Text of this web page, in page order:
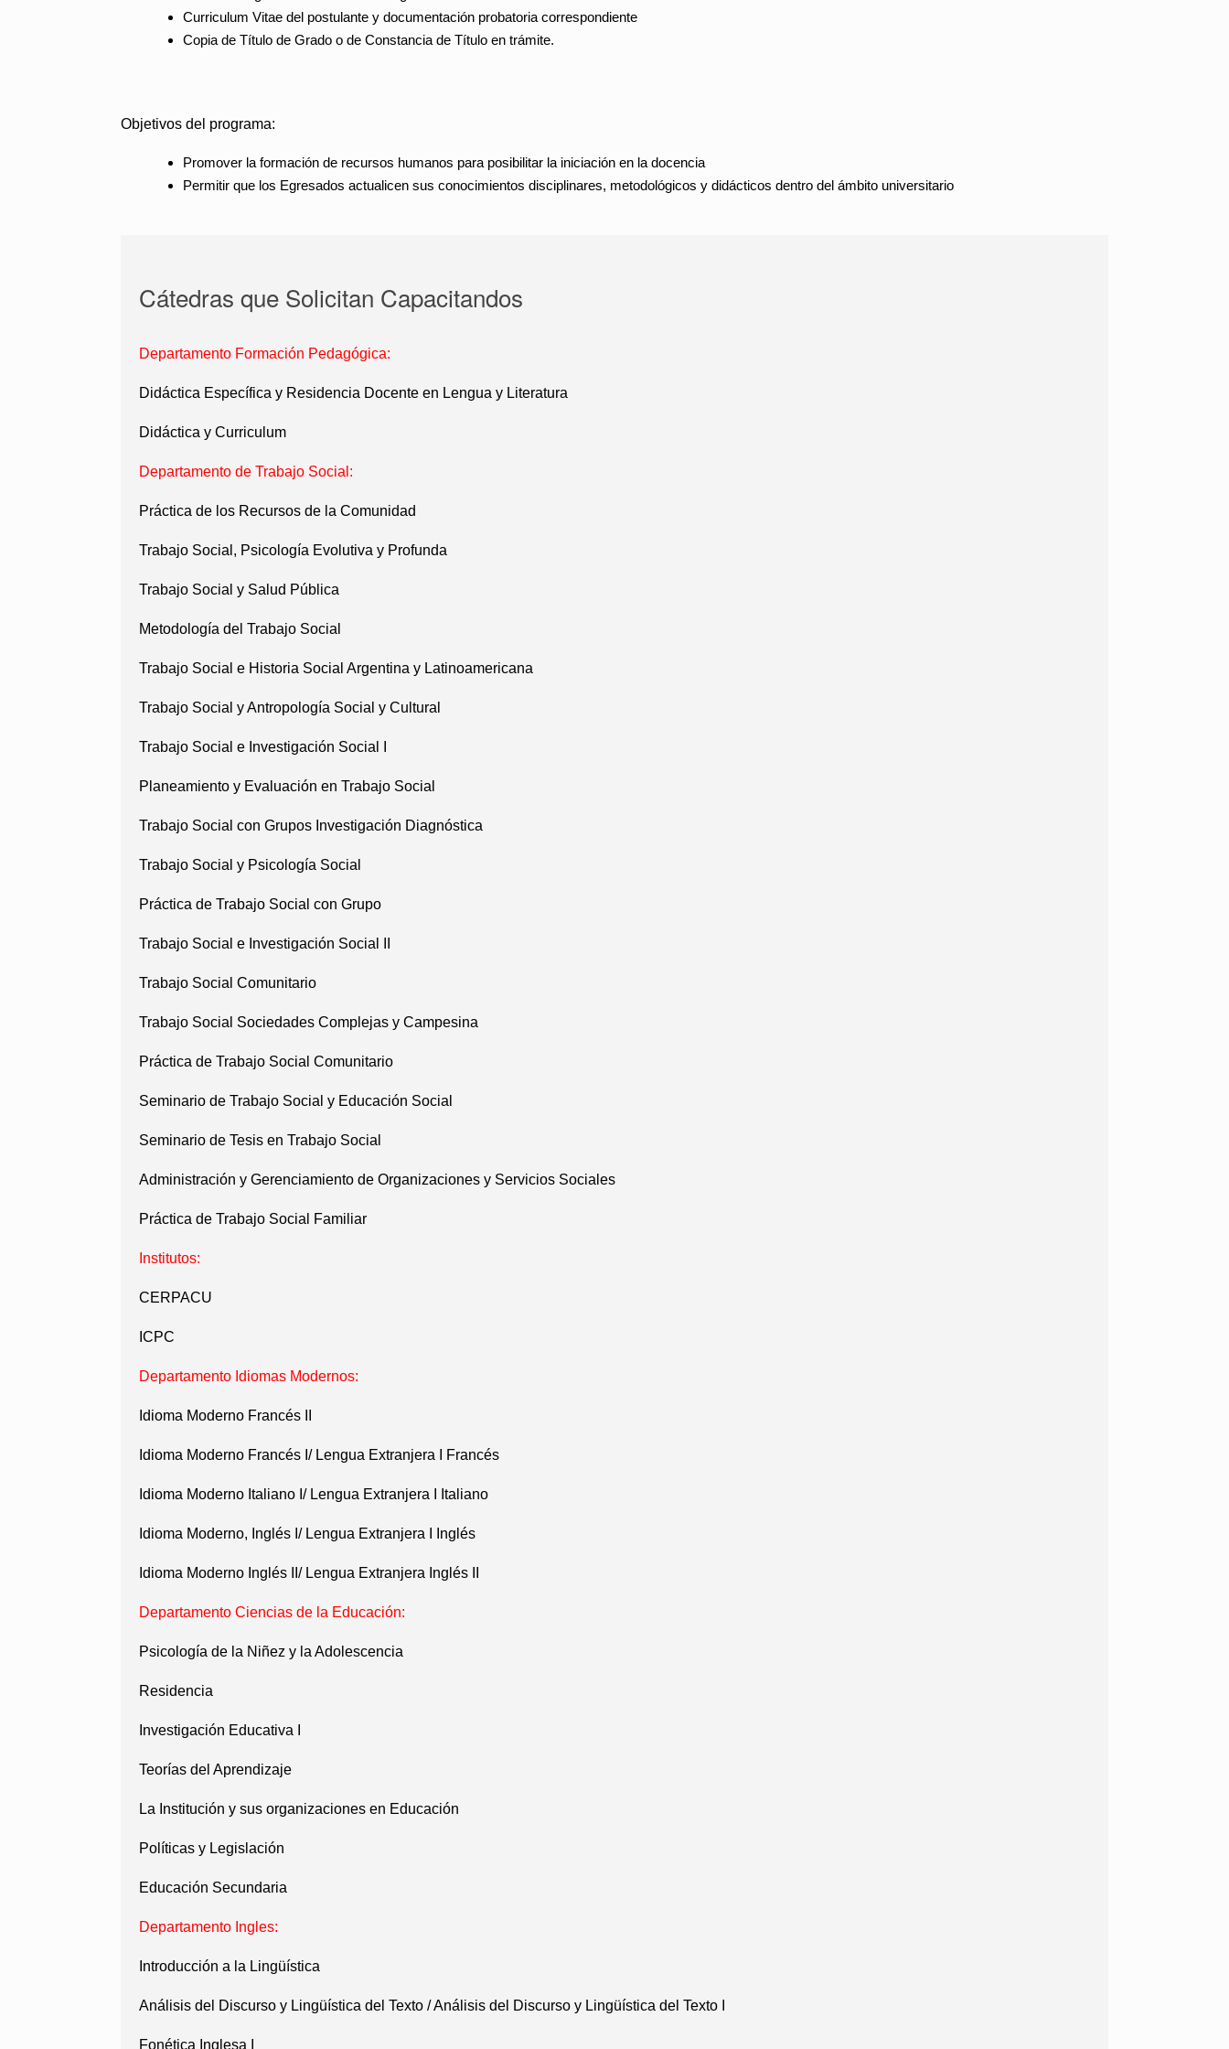
Curriculum Vitae del postulante y documentación probatoria correspondiente
Copia de Título de Grado o de Constancia de Título en trámite.
Objetivos del programa:
Promover la formación de recursos humanos para posibilitar la iniciación en la docencia
Permitir que los Egresados actualicen sus conocimientos disciplinares, metodológicos y didácticos dentro del ámbito universitario
Cátedras que Solicitan Capacitandos
Departamento Formación Pedagógica:
Didáctica Específica y Residencia Docente en Lengua y Literatura
Didáctica y Curriculum
Departamento de Trabajo Social:
Práctica de los Recursos de la Comunidad
Trabajo Social, Psicología Evolutiva y Profunda
Trabajo Social y Salud Pública
Metodología del Trabajo Social
Trabajo Social e Historia Social Argentina y Latinoamericana
Trabajo Social y Antropología Social y Cultural
Trabajo Social e Investigación Social I
Planeamiento y Evaluación en Trabajo Social
Trabajo Social con Grupos Investigación Diagnóstica
Trabajo Social y Psicología Social
Práctica de Trabajo Social con Grupo
Trabajo Social e Investigación Social II
Trabajo Social Comunitario
Trabajo Social Sociedades Complejas y Campesina
Práctica de Trabajo Social Comunitario
Seminario de Trabajo Social y Educación Social
Seminario de Tesis en Trabajo Social
Administración y Gerenciamiento de Organizaciones y Servicios Sociales
Práctica de Trabajo Social Familiar
Institutos:
CERPACU
ICPC
Departamento Idiomas Modernos:
Idioma Moderno Francés II
Idioma Moderno Francés I/ Lengua Extranjera I Francés
Idioma Moderno Italiano I/ Lengua Extranjera I Italiano
Idioma Moderno, Inglés I/ Lengua Extranjera I Inglés
Idioma Moderno Inglés II/ Lengua Extranjera Inglés II
Departamento Ciencias de la Educación:
Psicología de la Niñez y la Adolescencia
Residencia
Investigación Educativa I
Teorías del Aprendizaje
La Institución y sus organizaciones en Educación
Políticas y Legislación
Educación Secundaria
Departamento Ingles:
Introducción a la Lingüística
Análisis del Discurso y Lingüística del Texto / Análisis del Discurso y Lingüística del Texto I
Fonética Inglesa I